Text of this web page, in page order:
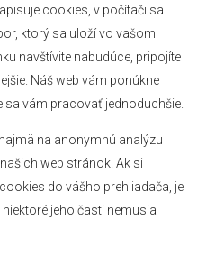
cookies, v počítači sa
ktorý sa uloží vo vašom
navštívite nabudúce, pripojíte
Náš web vám ponúkne
sa vám pracovať jednoduchšie.
na anonymnú analýzu
web stránok. Ak si
do vášho prehliadača, je
jeho časti nemusia